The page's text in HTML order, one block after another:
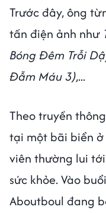
Trước đây, ông
tấn điện ảnh như
Bóng Đêm Trỗi
Đẫm Máu 3),...
Theo truyền
tại một bãi biển
viên thường lui
sức khỏe. Vào
Aboutboul đang